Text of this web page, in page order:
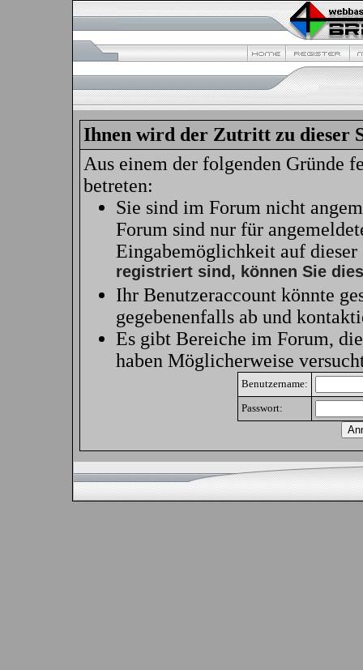
Ihnen wird der Zutritt zu dieser
Aus einem der folgenden Gründe
betreten:
Sie sind im Forum nicht
Forum sind nur für
Eingabemöglichkeit auf
registriert sind, können Sie
Ihr Benutzeraccount könnte
gegebenenfalls ab und
Es gibt Bereiche im Forum,
haben Möglicherweise
Benutzername:
Passwort: